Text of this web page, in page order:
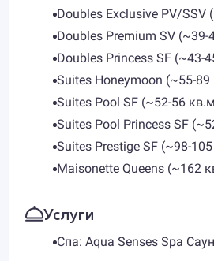
Doubles Exclusive PV/SSV
Doubles Premium SV (~39-
Doubles Princess SF (~43-
Suites Honeymoon (~55-
Suites Pool SF (~52-56
Suites Pool Princess SF
Suites Prestige SF (~98-
Maisonette Queens (~162
Услуги
Спа: Aqua Senses Spa